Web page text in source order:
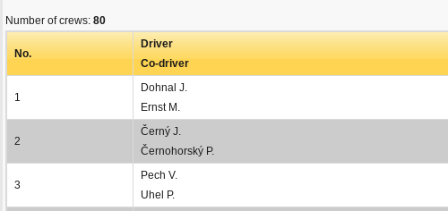
Number of crews: 80
No.
Driver
Co-driver
1
Dohnal J.
Ernst M.
2
Černý J.
Černohorský P.
3
Pech V.
Uhel P.